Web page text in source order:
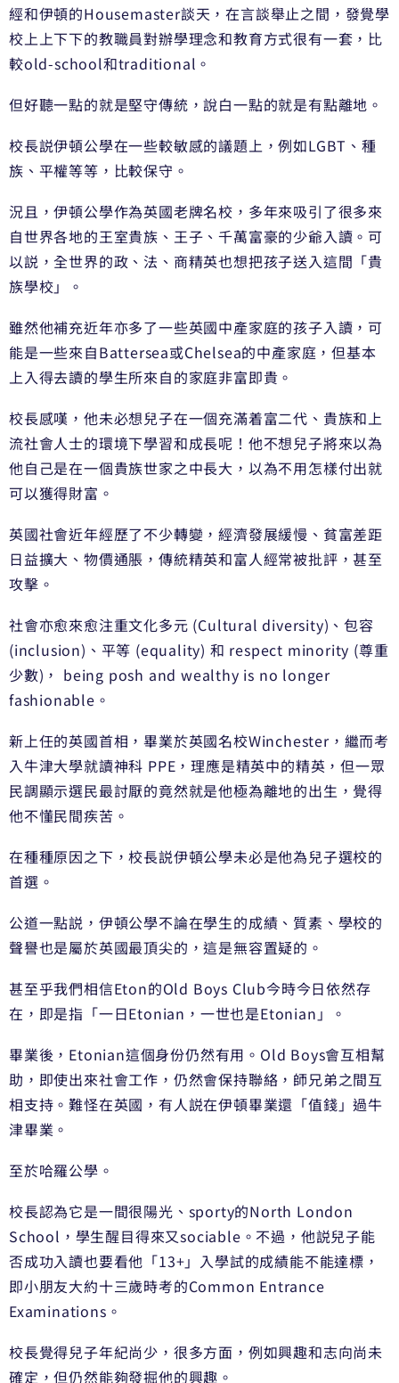
經和伊頓的Housemaster談天，在言談舉止之間，發覺學
校上上下下的教職員對辦學理念和教育方式很有一套，比
較old-school和traditional。
但好聽一點的就是堅守傳統，說白一點的就是有點離地。
校長説伊頓公學在一些較敏感的議題上，例如LGBT、種
族、平權等等，比較保守。
況且，伊頓公學作為英國老牌名校，多年來吸引了很多來
自世界各地的王室貴族、王子、千萬富豪的少爺入讀。可
以説，全世界的政、法、商精英也想把孩子送入這間「貴
族學校」。
雖然他補充近年亦多了一些英國中產家庭的孩子入讀，可
能是一些來自Battersea或Chelsea的中產家庭，但基本
上入得去讀的學生所來自的家庭非富即貴。
校長感嘆，他未必想兒子在一個充滿着富二代、貴族和上
流社會人士的環境下學習和成長呢！他不想兒子將來以為
他自己是在一個貴族世家之中長大，以為不用怎樣付出就
可以獲得財富。
英國社會近年經歷了不少轉變，經濟發展緩慢、貧富差距
日益擴大、物價通脹，傳統精英和富人經常被批評，甚至
攻擊。
社會亦愈來愈注重文化多元 (Cultural diversity)、包容
(inclusion)、平等 (equality) 和 respect minority (尊重
少數)， being posh and wealthy is no longer
fashionable。
新上任的英國首相，畢業於英國名校Winchester，繼而考
入牛津大學就讀神科 PPE，理應是精英中的精英，但一眾
民調顯示選民最討厭的竟然就是他極為離地的出生，覺得
他不懂民間疾苦。
在種種原因之下，校長説伊頓公學未必是他為兒子選校的
首選。
公道一點説，伊頓公學不論在學生的成績、質素、學校的
聲譽也是屬於英國最頂尖的，這是無容置疑的。
甚至乎我們相信Eton的Old Boys Club今時今日依然存
在，即是指「一日Etonian，一世也是Etonian」。
畢業後，Etonian這個身份仍然有用。Old Boys會互相幫
助，即使出來社會工作，仍然會保持聯絡，師兄弟之間互
相支持。難怪在英國，有人説在伊頓畢業還「值錢」過牛
津畢業。
至於哈羅公學。
校長認為它是一間很陽光、sporty的North London
School，學生醒目得來又sociable。不過，他説兒子能
否成功入讀也要看他「13+」入學試的成績能不能達標，
即小朋友大約十三歲時考的Common Entrance
Examinations。
校長覺得兒子年紀尚少，很多方面，例如興趣和志向尚未
確定，但仍然能夠發掘他的興趣。